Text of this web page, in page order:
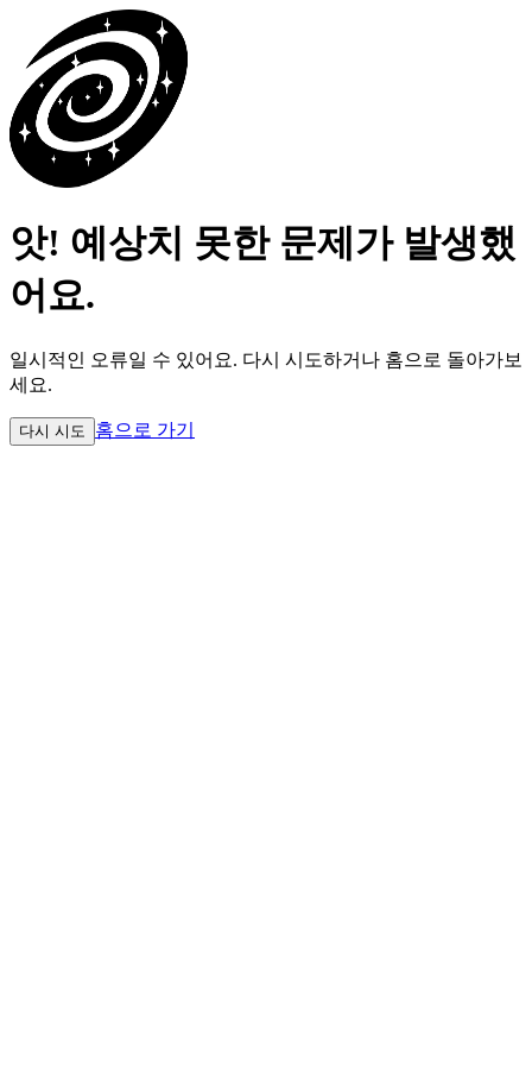
앗! 예상치 못한 문제가 발생했
어요.
일시적인 오류일 수 있어요. 다시 시도하거나 홈으로 돌아가보
세요.
다시 시도 홈으로 가기